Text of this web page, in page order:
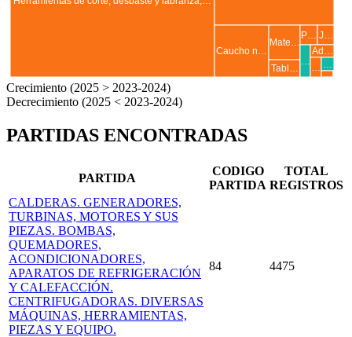
Caucho n…
Mate…
Tabl…
P… J…
Ad…
…
Crecimiento (2025 > 2023-2024)
Decrecimiento (2025 < 2023-2024)
PARTIDAS ENCONTRADAS
PARTIDA
CODIGO
PARTIDA
TOTAL
REGISTROS
CALDERAS. GENERADORES,
TURBINAS, MOTORES Y SUS
PIEZAS. BOMBAS,
QUEMADORES,
ACONDICIONADORES,
APARATOS DE REFRIGERACIÓN
Y CALEFACCIÓN.
CENTRIFUGADORAS. DIVERSAS
MÁQUINAS, HERRAMIENTAS,
PIEZAS Y EQUIPO.
84 4475